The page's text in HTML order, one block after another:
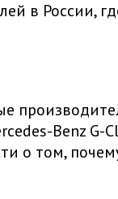
в России,
Benz G-
том,